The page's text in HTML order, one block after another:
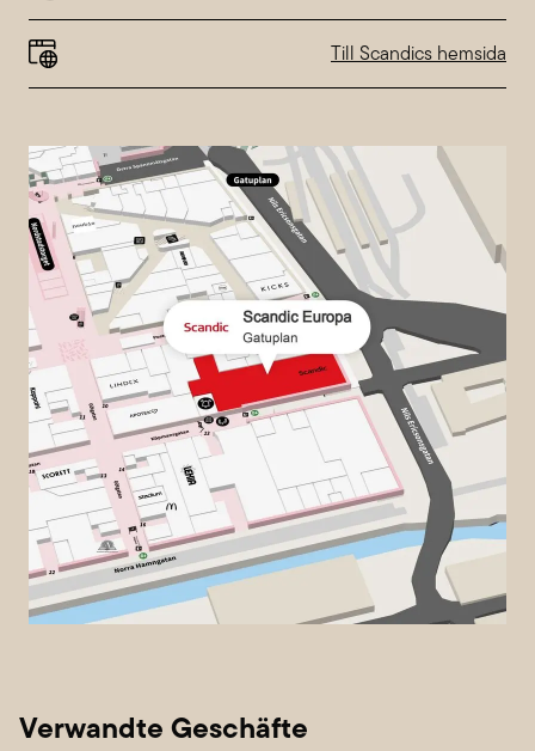
Till Scandics hemsida
Verwandte Geschäfte